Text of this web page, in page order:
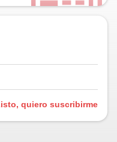
quiero suscribirme